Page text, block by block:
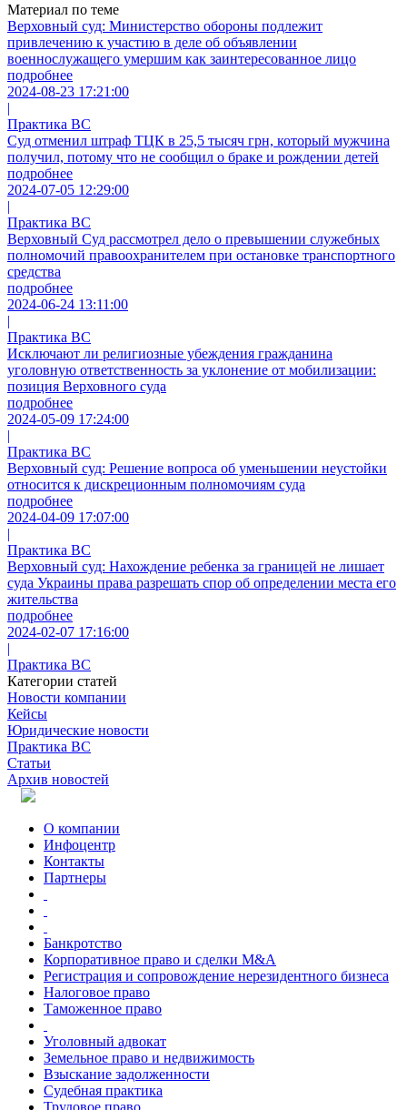
Материал по теме
Верховный суд: Министерство обороны подлежит
привлечению к участию в деле об объявлении
военнослужащего умершим как заинтересованное лицо
подробнее
2024-08-23 17:21:00
|
Практика ВС
Суд отменил штраф ТЦК в 25,5 тысяч грн, который мужчина
получил, потому что не сообщил о браке и рождении детей
подробнее
2024-07-05 12:29:00
|
Практика ВС
Верховный Суд рассмотрел дело о превышении служебных
полномочий правоохранителем при остановке транспортного
средства
подробнее
2024-06-24 13:11:00
|
Практика ВС
Исключают ли религиозные убеждения гражданина
уголовную ответственность за уклонение от мобилизации:
позиция Верховного суда
подробнее
2024-05-09 17:24:00
|
Практика ВС
Верховный суд: Решение вопроса об уменьшении неустойки
относится к дискреционным полномочиям суда
подробнее
2024-04-09 17:07:00
|
Практика ВС
Верховный суд: Нахождение ребенка за границей не лишает
суда Украины права разрешать спор об определении места его
жительства
подробнее
2024-02-07 17:16:00
|
Практика ВС
Категории статей
Новости компании
Кейсы
Юридические новости
Практика ВС
Статьи
Архив новостей
О компании
Инфоцентр
Контакты
Партнеры
Банкротство
Корпоративное право и сделки M&A
Регистрация и сопровождение нерезидентного бизнеса
Налоговое право
Таможенное право
Уголовный адвокат
Земельное право и недвижимость
Взыскание задолженности
Судебная практика
Трудовое право